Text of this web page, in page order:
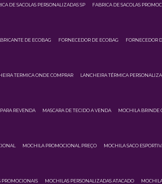
DE SACOLAS PERSONALIZADAS SP FABRICA DE SACOLAS
DE ECOBAG FORNECEDOR DE ECOBAG FORNECEDOR
TERMICA ONDE COMPRAR LANCHEIRA TÉRMICA
REVENDA MASCARA DE TECIDO A VENDA MOCHILA BRINDE
MOCHILA PROMOCIONAL PREÇO MOCHILA SACO
PROMOCIONAIS MOCHILAS PERSONALIZADAS ATACADO